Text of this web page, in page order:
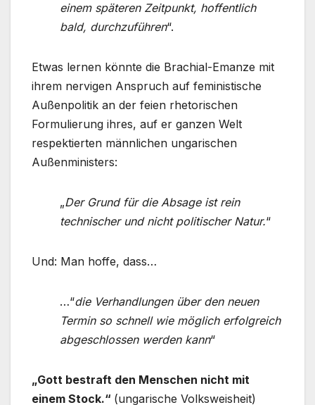
einem späteren Zeitpunkt, hoffentlich
bald, durchzuführen“.
Etwas lernen könnte die Brachial-Emanze mit
ihrem nervigen Anspruch auf feministische
Außenpolitik an der feien rhetorischen
Formulierung ihres, auf er ganzen Welt
respektierten männlichen ungarischen
Außenministers:
„Der Grund für die Absage ist rein
technischer und nicht politischer Natur.“
Und: Man hoffe, dass…
…“die Verhandlungen über den neuen
Termin so schnell wie möglich erfolgreich
abgeschlossen werden kann“
„Gott bestraft den Menschen nicht mit
einem Stock.“ (ungarische Volksweisheit)